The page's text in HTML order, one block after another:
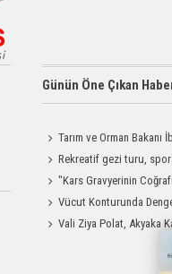
Günün Öne Çıkan
Tarım ve Orman Bakanı
Kars'a Geliyor
Rekreatif gezi turu,
getirdi
"Kars Gravyerinin
Güçlendirilmesi Projesi"
Vücut Konturunda
Yağ Alma Sürecinin Tüm
Vali Ziya Polat, Akyaka